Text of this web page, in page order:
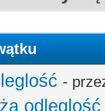
-
odleglość